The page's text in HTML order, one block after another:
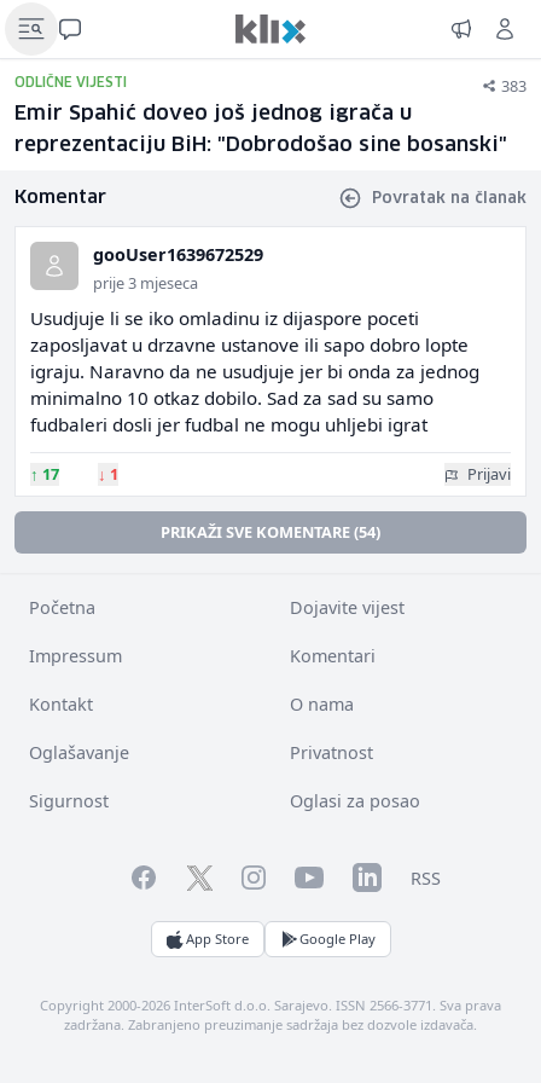
ODLIČNE VIJESTI 383
Emir Spahić doveo još jednog igrača u
reprezentaciju BiH: "Dobrodošao sine bosanski"
Komentar Povratak na članak
gooUser1639672529
prije 3 mjeseca
Usudjuje li se iko omladinu iz dijaspore poceti
zaposljavat u drzavne ustanove ili sapo dobro lopte
igraju. Naravno da ne usudjuje jer bi onda za jednog
minimalno 10 otkaz dobilo. Sad za sad su samo
fudbaleri dosli jer fudbal ne mogu uhljebi igrat
↑ 17 ↓ 1 Prijavi
PRIKAŽI SVE KOMENTARE (54)
Početna Dojavite vijest
Impressum Komentari
Kontakt O nama
Oglašavanje Privatnost
Sigurnost Oglasi za posao
FacebookTwitterInstagramYouTubeLinkedInRSS
App Store Google Play
Copyright 2000-2026 InterSoft d.o.o. Sarajevo. ISSN 2566-3771. Sva prava
zadržana. Zabranjeno preuzimanje sadržaja bez dozvole izdavača.